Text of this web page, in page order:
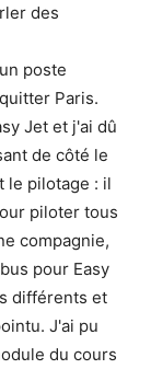
des
poste
Paris.
Jet et j'ai dû
de côté le
le pilotage : il
piloter tous
compagnie,
pour Easy
différents et
J'ai pu
du cours